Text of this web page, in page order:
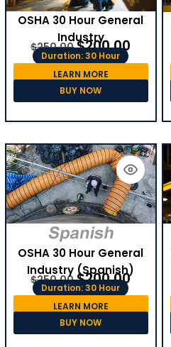
OSHA 30 Hour General
Industry
$250.00 $200.00
Duration: 30 Hour
LEARN MORE
BUY NOW
OSHA 30 Hour General
Industry (Spanish)
$250.00 $200.00
Duration: 30 Hour
LEARN MORE
BUY NOW